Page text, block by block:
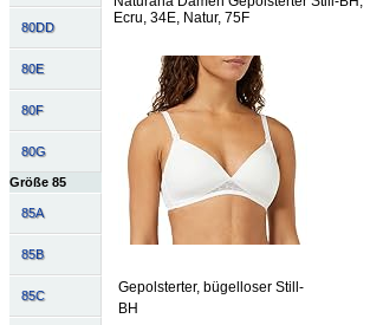
80DD
80E
80F
80G
Größe 85
85A
85B
85C
Ecru, 34E, Natur, 75F
Gepolsterter, bügelloser Still-
BH